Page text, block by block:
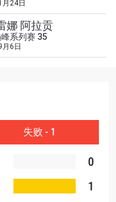
24日
娜 阿拉贡
峰系列赛 35
6日
失败 - 1
0
1
在注册获得权限了
优先机遇获得直播
即表示您同意我们